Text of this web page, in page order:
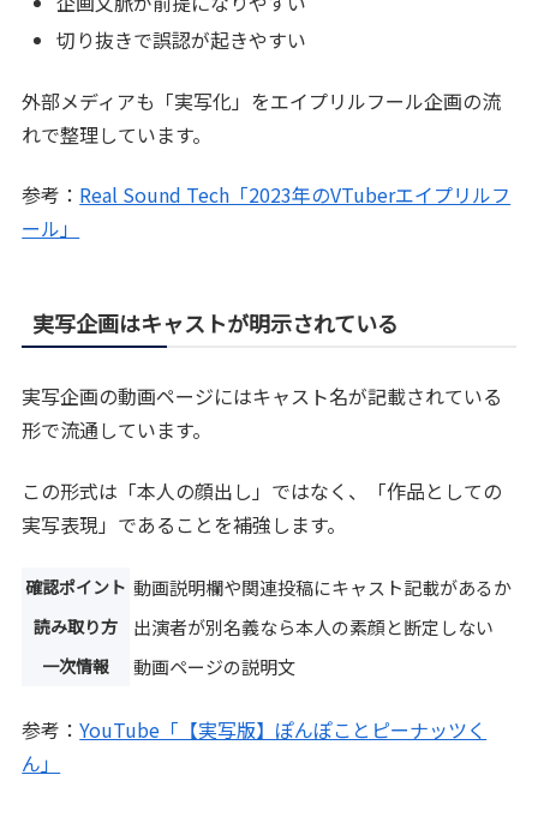
切り抜きで誤認が起きやすい
外部メディアも「実写化」をエイプリルフール企画の流
れで整理しています。
参考： Real Sound Tech「2023年のVTuberエイプリルフ
ール」
実写企画はキャストが明示されている
実写企画の動画ページにはキャスト名が記載されている
形で流通しています。
この形式は「本人の顔出し」ではなく、「作品としての
実写表現」であることを補強します。
確認ポイント 動画説明欄や関連投稿にキャスト記載があるか
読み取り方 出演者が別名義なら本人の素顔と断定しない
一次情報 動画ページの説明文
参考：YouTube「【実写版】ぽんぽことピーナッツく
ん」